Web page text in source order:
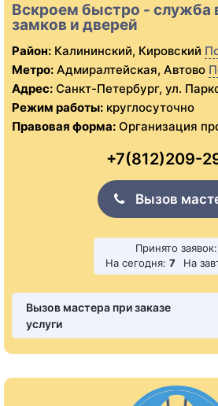
Вскроем быстро - служба
замков и дверей
Район: Калининский, Кировский
Метро: Адмиралтейская, Автово
Адрес: Санкт-Петербург, ул.
Режим работы: круглосуточно
Правовая форма: Организация
+7(812)209-
Вызов
Принято заявок:
На сегодня: 7 На
Вызов мастера при заказе
услуги